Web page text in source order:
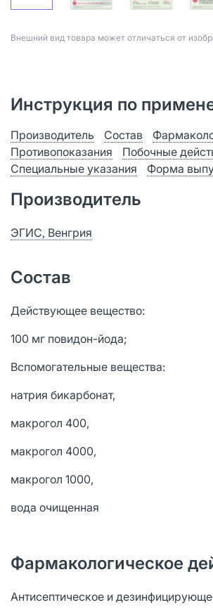
Bнешний вид товара может отличаться от
Инструкция по
Производитель Состав
Противопоказания
Побочные
Специальные указания
Форма
Производитель
ЭГИС, Венгрия
Состав
Действующее вещество:
100 мг повидон-йода;
Вспомогательные вещества:
натрия бикарбонат,
макрогол 400,
макрогол 4000,
макрогол 1000,
вода очищенная
Фармакологическое
Антисептическое и